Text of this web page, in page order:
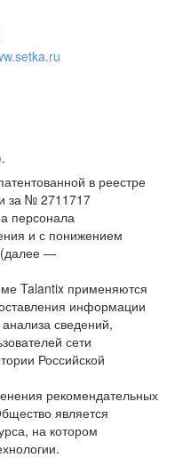
в реестре
за № 2711717
персонала
и с понижением
(далее —
Talantix применяются
информации
сведений,
сети
Российской
рекомендательных
является
на котором